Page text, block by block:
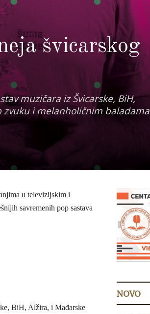
švicarskog
muzičara iz Švicarske, BiH,
i melanholičnim baladama
u televizijskim i
savremenih pop sastava
BiH, Alžira, i Mađarske
NOVO